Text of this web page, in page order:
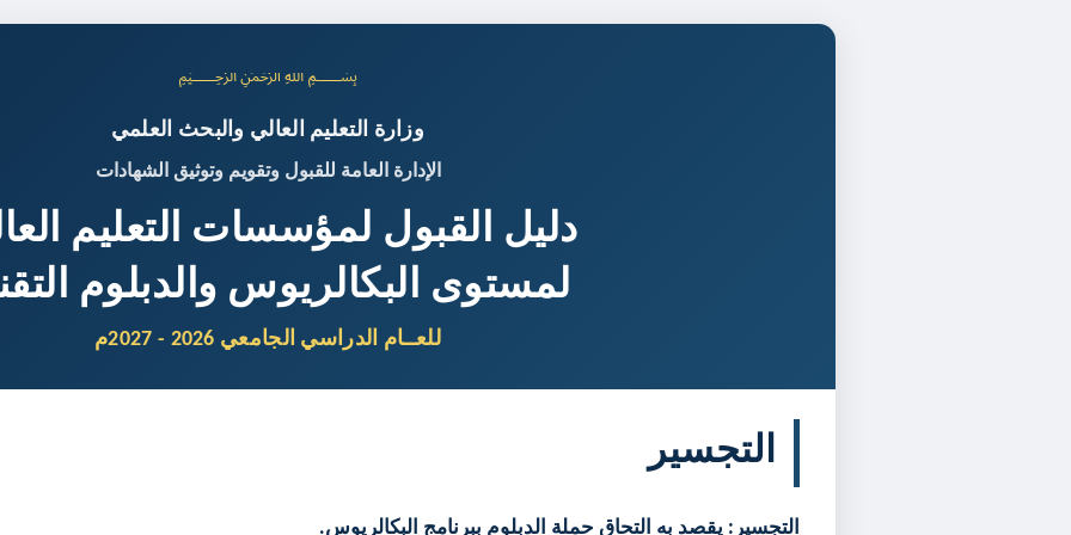
﷽
وزارة التعليم العالي والبحث العلمي
الإدارة العامة للقبول وتقويم وتوثيق الشهادات
دليل القبول لمؤسسات التعليم
لمستوى البكالريوس والدبلوم
للعــام الدراسي الجامعي 2026 - 2027م
التجسير
التجسير: يقصد به التحاق حملة الدبلوم ببرنامج البكالريوس.